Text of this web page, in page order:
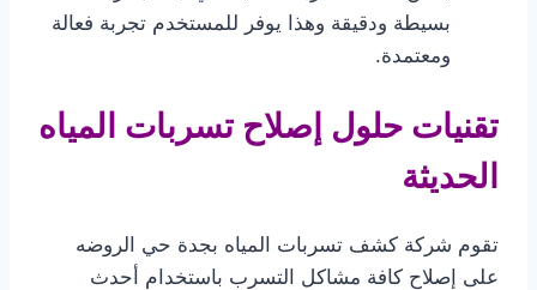
بسيطة ودقيقة وهذا يوفر للمستخدم تجربة فعالة
ومعتمدة.
تقنيات حلول إصلاح تسربات المياه
الحديثة
تقوم شركة كشف تسربات المياه بجدة حي الروضه
على إصلاح كافة مشاكل التسرب باستخدام أحدث